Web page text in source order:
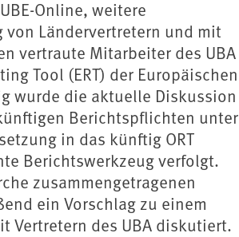
Online, weitere
Ländervertretern und mit
vertraute Mitarbeiter des UBA
Tool (ERT) der Europäischen
wurde die aktuelle Diskussion
Berichtspflichten unter
in das künftig ORT
Berichtswerkzeug verfolgt.
zusammengetragenen
ein Vorschlag zu einem
Vertretern des UBA diskutiert.